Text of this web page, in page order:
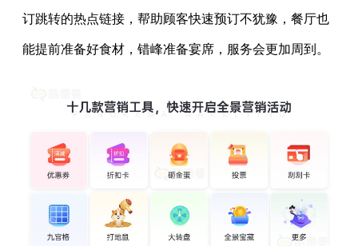
订跳转的热点链接，帮助顾客快速预订不犹豫，餐厅也
能提前准备好食材，错峰准备宴席，服务会更加周到。